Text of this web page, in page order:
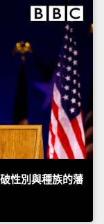
性別與種族的藩